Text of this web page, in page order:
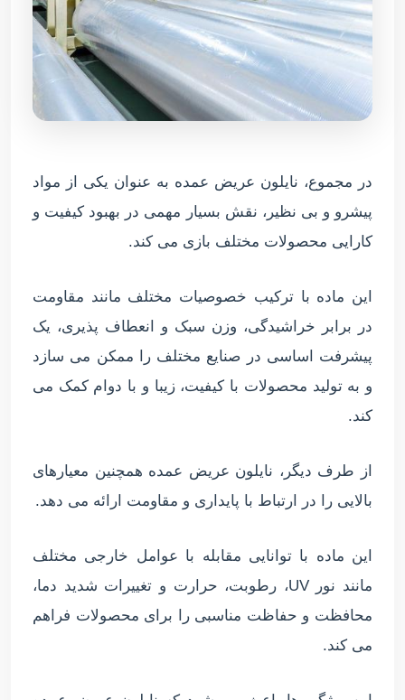
در مجموع، نایلون عریض عمده به عنوان یکی از مواد
پیشرو و بی نظیر، نقش بسیار مهمی در بهبود کیفیت و
کارایی محصولات مختلف بازی می کند.
این ماده با ترکیب خصوصیات مختلف مانند مقاومت
در برابر خراشیدگی، وزن سبک و انعطاف پذیری، یک
پیشرفت اساسی در صنایع مختلف را ممکن می سازد
و به تولید محصولات با کیفیت، زیبا و با دوام کمک می
کند.
از طرف دیگر، نایلون عریض عمده همچنین معیارهای
بالایی را در ارتباط با پایداری و مقاومت ارائه می دهد.
این ماده با توانایی مقابله با عوامل خارجی مختلف
مانند نور UV، رطوبت، حرارت و تغییرات شدید دما،
محافظت و حفاظت مناسبی را برای محصولات فراهم
می کند.